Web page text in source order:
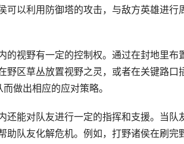
可以利用防御塔的攻击，与敌方英雄进
的视野有一定的控制权。通过在封地里
野区草丛放置视野之灵，或者在关键路
做出相应的应对策略。
还能对队友进行一定的指挥和支援。当
助队友化解危机。例如，打野诸侯在刷